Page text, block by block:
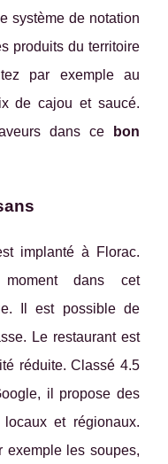
système de notation
produits du territoire
par exemple au
de cajou et saucé.
dans ce
bon
implanté à Florac.
dans cet
Il est possible de
Le restaurant est
réduite. Classé 4.5
il propose des
et régionaux.
exemple les soupes,